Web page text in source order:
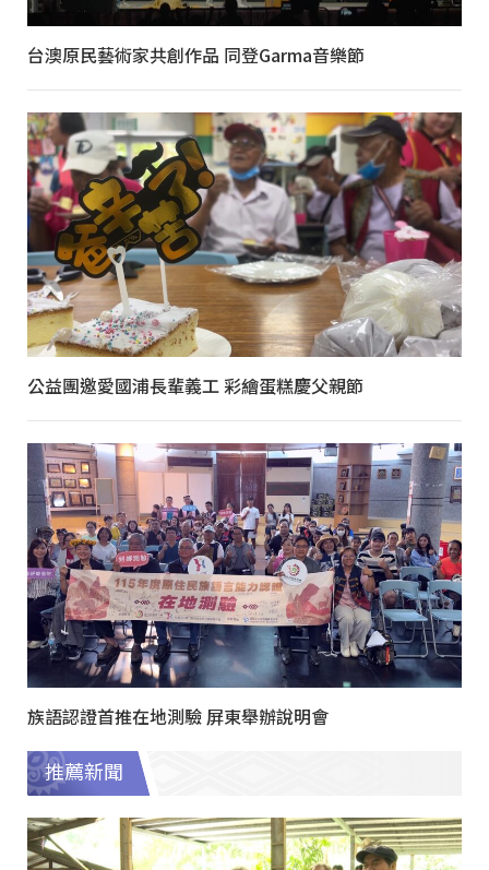
台澳原民藝術家共創作品 同登Garma音樂節
公益團邀愛國浦長輩義工 彩繪蛋糕慶父親節
族語認證首推在地測驗 屏東舉辦說明會
推薦新聞